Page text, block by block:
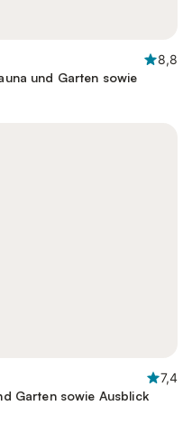
8,8
und Garten sowie
7,4
Garten sowie Ausblick